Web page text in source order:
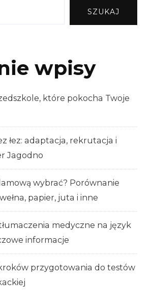
SZUKAJ
wpisy
które pokocha Twoje
łez: adaptacja, rekrutacja i
Jagodno
wybrać? Porównanie
papier, juta i inne
medyczne na język
informacje
przygotowania do testów